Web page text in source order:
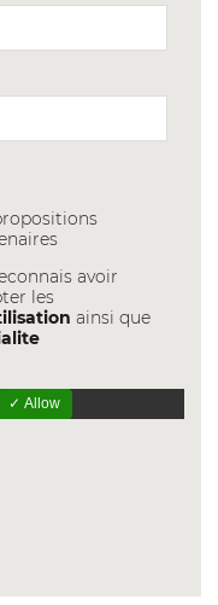
avoir
les
ainsi que
✓ Allow